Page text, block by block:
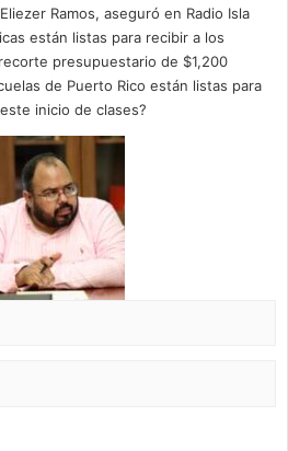
Ramos, aseguró en Radio Isla
están listas para recibir a los
presupuestario de $1,200
de Puerto Rico están listas para
inicio de clases?